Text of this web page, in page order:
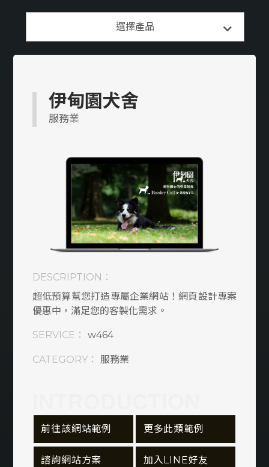
選擇產品
多語系
工業/製造/加工
室內設計裝潢/傢俱
防水/宅修/隔間
貸款/當舖/借款
媒合/仲介平台
搬家/貨運
律師/記帳/會計
窗簾/燈飾/家居
旅行/旅遊/租車
衛生/清潔/環保
伊甸園犬舍
服務業
DESCRIPTION：
超低預算幫您打造專屬企業網站！網頁設計專案
優惠中，滿足您的客製化需求。
SERVICE： w464
CATEGORY： 服務業
前往該網站範例 更多此類範例
諮詢網站方案 加入LINE好友